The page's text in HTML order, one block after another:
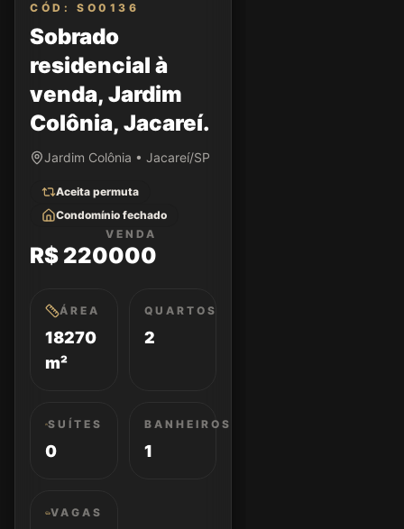
CÓD: SO0136
Sobrado
residencial à
venda, Jardim
Colônia, Jacareí.
Jardim Colônia • Jacareí/SP
Aceita permuta
Condomínio fechado
VENDA
R$ 220000
ÁREA
18270
m²
QUARTOS
2
SUÍTES
0
BANHEIROS
1
VAGAS